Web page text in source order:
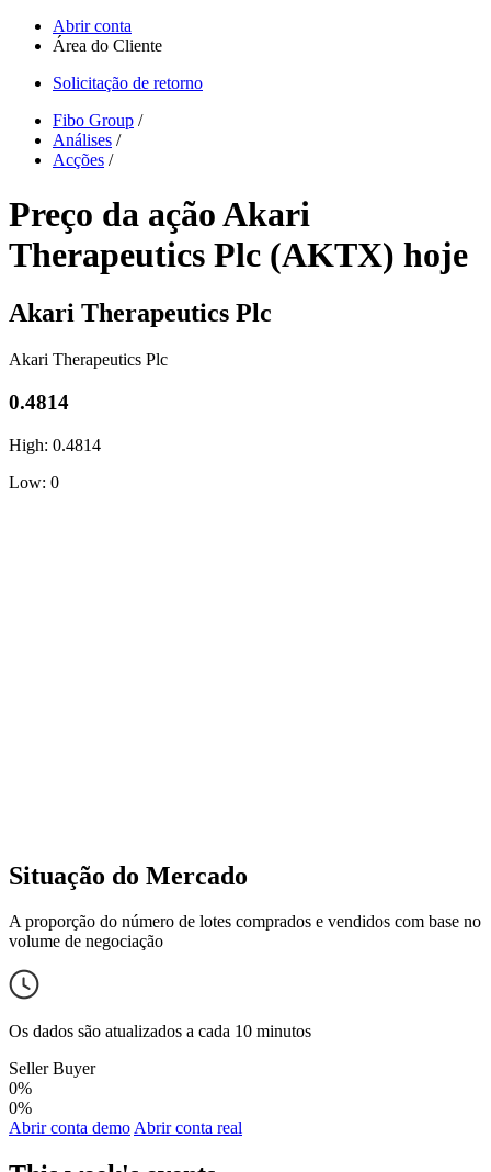
Abrir conta
Área do Cliente
Solicitação de retorno
Fibo Group /
Análises /
Acções /
Preço da ação Akari
Therapeutics Plc (AKTX) hoje
Akari Therapeutics Plc
Akari Therapeutics Plc
0.4814
High: 0.4814
Low: 0
Situação do Mercado
A proporção do número de lotes comprados e vendidos com base no
volume de negociação
Os dados são atualizados a cada 10 minutos
Seller Buyer
0%
0%
Abrir conta demoAbrir conta real